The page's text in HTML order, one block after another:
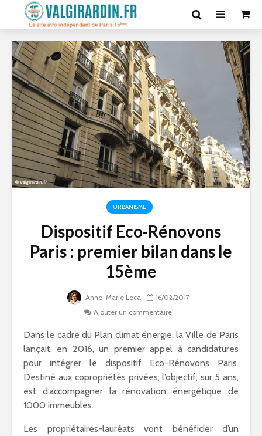
URBANISME
Dispositif Eco-Rénovons
Paris : premier bilan dans le
15ème
Anne-Marie Leca
16/02/2017
Ajouter un commentaire
Dans le cadre du Plan climat énergie, la Ville de Paris
lançait, en 2016, un premier appel à candidatures
pour intégrer le dispositif Eco-Rénovons Paris.
Destiné aux copropriétés privées, l’objectif, sur 5 ans,
est d’accompagner la rénovation énergétique de
1000 immeubles.
Les propriétaires-lauréats vont bénéficier d’un